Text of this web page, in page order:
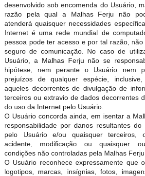
desenvolvido sob encomenda do Usuário,
razão pela qual a Malhas Ferju não
atenderá quaisquer necessidades
Internet é uma rede mundial de
pessoa pode ter acesso e por tal razão,
seguro de comunicação. No caso de
Usuário, a Malhas Ferju não se
hipótese, nem perante o Usuário nem
prejuízos de qualquer espécie,
aqueles decorrentes de divulgação de
terceiros ou extravio de dados decorrentes
do uso da Internet pelo Usuário.
O Usuário concorda ainda, em isentar a
responsabilidade por danos resultantes do
pelo Usuário e/ou quaisquer terceiros,
acidente, modificação ou quaisquer
condições não controladas pela Malhas Ferju.
O Usuário reconhece expressamente que
logotipos, marcas, insígnias, fotos,